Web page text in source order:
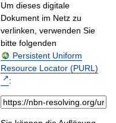
Um dieses digitale
Dokument im Netz zu
verlinken, verwenden Sie
bitte folgenden
Persistent Uniform
Resource Locator (PURL)
: